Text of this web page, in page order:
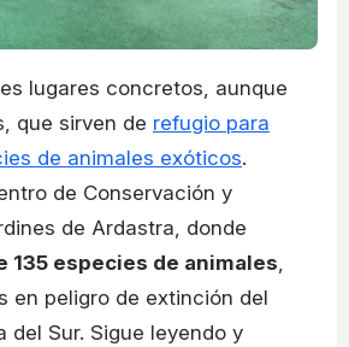
lugares concretos, aunque
que sirven de refugio para
de animales exóticos.
de Conservación y
de Ardastra, donde
135 especies de animales,
en peligro de extinción del
del Sur. Sigue leyendo y